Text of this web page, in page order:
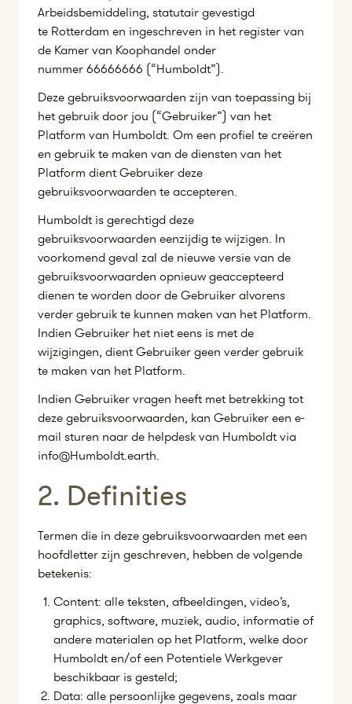
Arbeidsbemiddeling, statutair gevestigd
te Rotterdam en ingeschreven in het register van
de Kamer van Koophandel onder
nummer 66666666 (“Humboldt”).
Deze gebruiksvoorwaarden zijn van toepassing bij
het gebruik door jou (“Gebruiker”) van het
Platform van Humboldt. Om een profiel te creëren
en gebruik te maken van de diensten van het
Platform dient Gebruiker deze
gebruiksvoorwaarden te accepteren.
Humboldt is gerechtigd deze
gebruiksvoorwaarden eenzijdig te wijzigen. In
voorkomend geval zal de nieuwe versie van de
gebruiksvoorwaarden opnieuw geaccepteerd
dienen te worden door de Gebruiker alvorens
verder gebruik te kunnen maken van het Platform.
Indien Gebruiker het niet eens is met de
wijzigingen, dient Gebruiker geen verder gebruik
te maken van het Platform.
Indien Gebruiker vragen heeft met betrekking tot
deze gebruiksvoorwaarden, kan Gebruiker een e-
mail sturen naar de helpdesk van Humboldt via
info@Humboldt.earth.
2. Definities
Termen die in deze gebruiksvoorwaarden met een
hoofdletter zijn geschreven, hebben de volgende
betekenis:
Content: alle teksten, afbeeldingen, video’s,
graphics, software, muziek, audio, informatie of
andere materialen op het Platform, welke door
Humboldt en/of een Potentiele Werkgever
beschikbaar is gesteld;
Data: alle persoonlijke gegevens, zoals maar